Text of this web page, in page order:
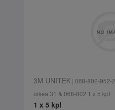
3M UNITEK| 068-802-952-
oikea 31 & 068-802 1 x 5 kpl
1 x 5 kpl